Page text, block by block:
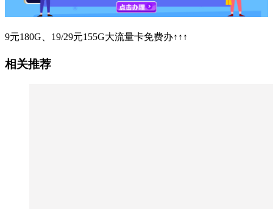
9元180G、19/29元155G大流量卡免费办↑↑↑
相关推荐